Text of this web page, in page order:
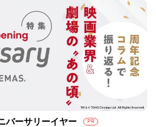
バーサリーイヤー PR